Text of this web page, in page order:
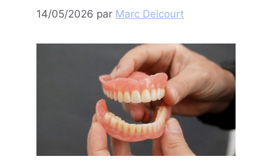
14/05/2026 par Marc Delcourt